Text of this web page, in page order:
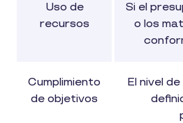
Uso de
recursos
Si el
o los
Cumplimiento
de objetivos
El nivel